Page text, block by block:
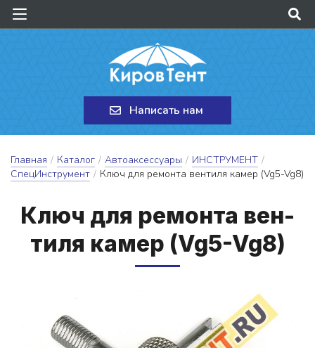
Написать нам
Главная / Каталог / Автоаксессуары / ИНСТРУМЕНТ /
СпецИнструмент / Ключ для ремонта вентиля камер (Vg5-Vg8)
Ключ для ре­мон­та вен­
ти­ля ка­мер (Vg5-Vg8)